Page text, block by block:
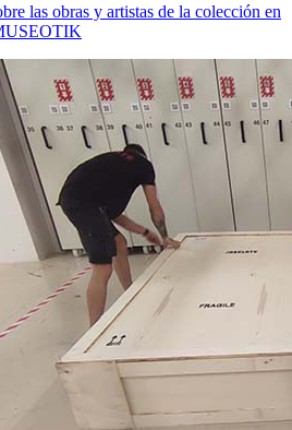
las obras y artistas de la colección en